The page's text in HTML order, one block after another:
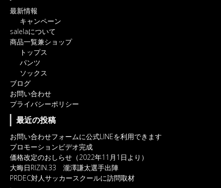
最新情報
キャンペーン
salelaについて
商品一覧兼ショップ
トップス
パンツ
ソックス
ブログ
お問い合わせ
プライバシーポリシー
最近の投稿
お問い合わせフォームに公式LINEを利用できます
プロモーションビデオ完成
価格改定のおしらせ（2022年11月1日より）
大晦日RIZIN.33 瀧澤謙太選手出陣
PRDEC対人サッカースクールに訪問取材